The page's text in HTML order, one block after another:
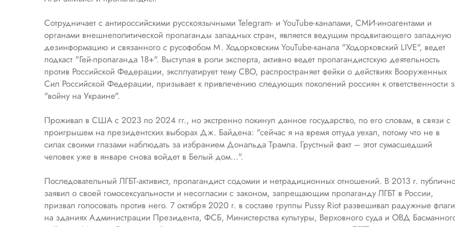
Сотрудничает с антироссийскими русскоязычными Telegram- и YouTube-каналами, СМИ-иноагентами и
органами внешнеполитической пропаганды западных стран, является ведущим продвигающего западную
дезинформацию и связанного с русофобом М. Ходорковским YouTube-канала "Ходорковский LIVE", ведет
подкаст "Гей-пропаганда 18+". Выступая в роли эксперта, активно ведет пропагандистскую деятельность
против Российской Федерации, эксплуатирует тему СВО, распространяет фейки о действиях Вооруженных
Сил Российской Федерации, призывает к привлечению следующих поколений россиян к ответственности
"войну на Украине".
Проживал в США с 2023 по 2024 гг., но экстренно покинул данное государство, по его словам, в связи с
проигрышем на президентских выборах Дж. Байдена: "сейчас я на время оттуда уехал, потому что не в
силах своими глазами наблюдать за избранием Дональда Трампа. Грустный факт – этот сумасшедший
человек уже в январе снова войдет в Белый дом…".
Последовательный ЛГБТ-активист, пропагандист содомии и нетрадиционных отношений. В 2013 г.
заявил о своей гомосексуальности и несогласии с законом, запрещающим пропаганду ЛГБТ в России,
призвал голосовать против него. 7 октября 2020 г. в составе группы Pussy Riot развешивал радужные флаги
на зданиях Администрации Президента, ФСБ, Министерства культуры, Верховного суда и ОВД